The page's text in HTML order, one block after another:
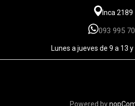
Inca 2189
093 995
Lunes a jueves de 9 a 13
Powered by